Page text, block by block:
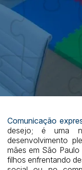
Comunicação
desejo; é uma
desenvolvimento
mães em São
filhos enfrentando